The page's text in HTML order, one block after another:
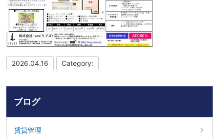
2026.04.16 Category:
ブログ
賃貸管理